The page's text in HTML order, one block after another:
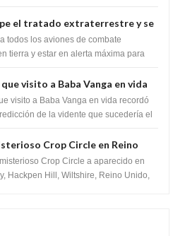
el tratado extraterrestre y se
destruir el misterioso satélite
todos los aviones de combate
tierra y estar en alerta máxima para
visito a Baba Vanga en vida
predicción de la vidente
de 2022.
visito a Baba Vanga en vida recordó
de la vidente que sucedería el
Crop Circle en Reino
junio 2016Crop Circle a aparecido en
Hackpen Hill, Wiltshire, Reino Unido,